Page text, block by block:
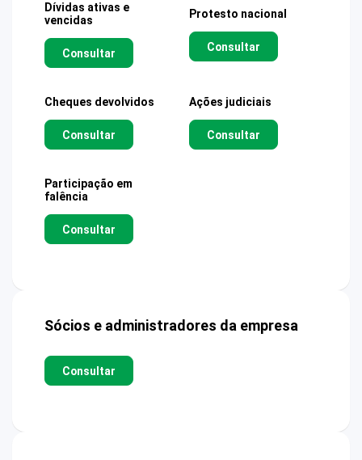
Dívidas ativas e
vencidas
Consultar
Protesto nacional
Consultar
Cheques devolvidos
Consultar
Ações judiciais
Consultar
Participação em
falência
Consultar
Sócios e administradores da empresa
Consultar